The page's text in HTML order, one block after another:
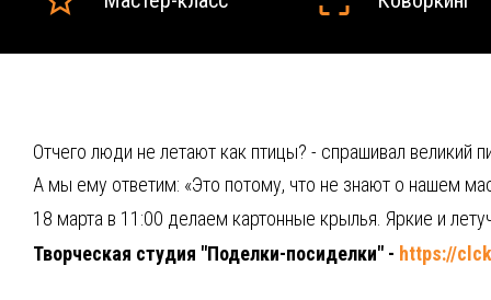
Отчего люди не летают как птицы? - спрашивал великий
А мы ему ответим: «Это потому, что не знают о нашем
18 марта в 11:00 делаем картонные крылья. Яркие и
Творческая студия "Поделки-посиделки" - https://